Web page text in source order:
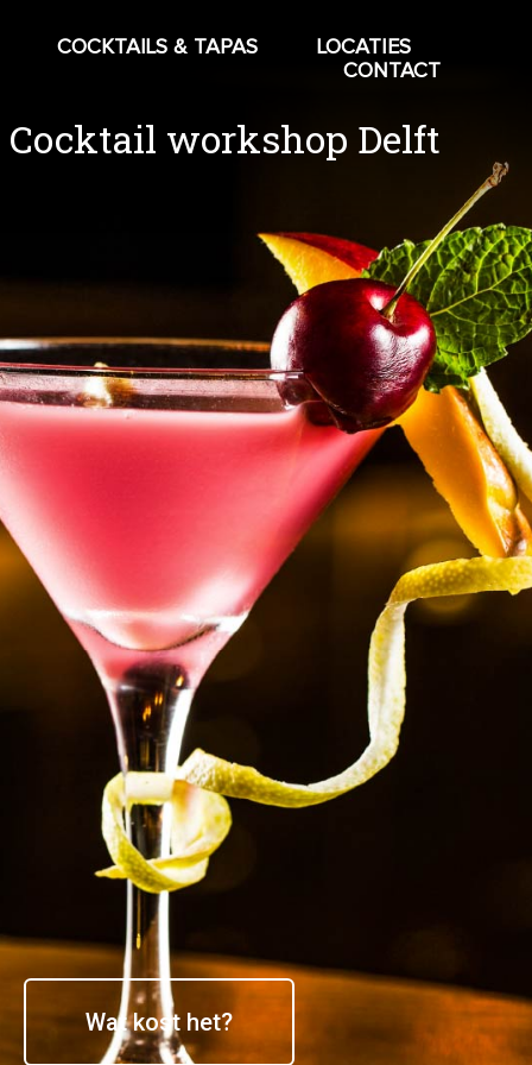
COCKTAILS & TAPAS
LOCATIES
CONTACT
Cocktail workshop Delft
Wat kost het?